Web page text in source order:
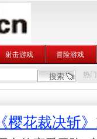
射击游戏 冒险游戏
热
樱花裁决斩